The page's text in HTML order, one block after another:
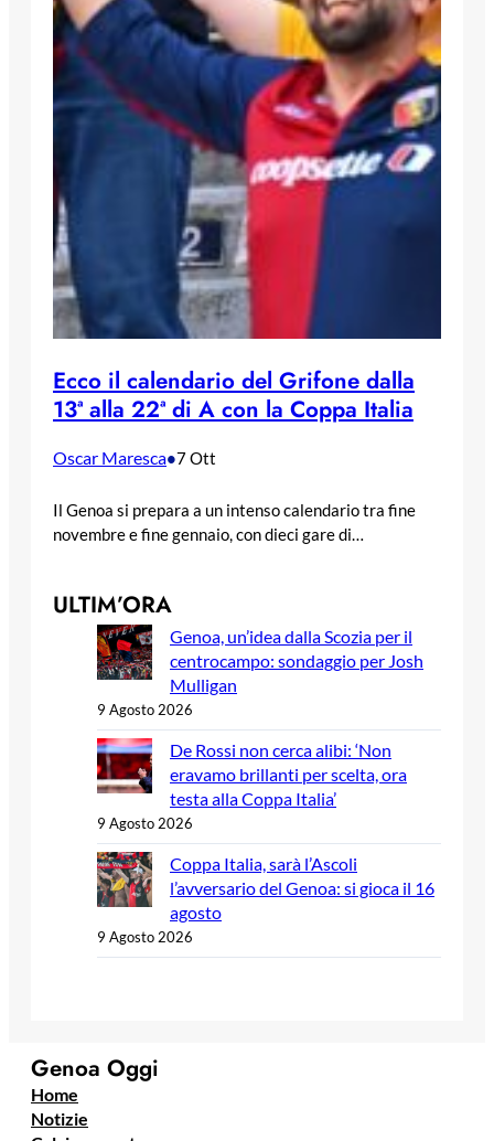
Ecco il calendario del Grifone dalla
13ª alla 22ª di A con la Coppa Italia
Oscar Maresca•7 Ott
Il Genoa si prepara a un intenso calendario tra fine
novembre e fine gennaio, con dieci gare di…
ULTIM’ORA
Genoa, un’idea dalla Scozia per il
centrocampo: sondaggio per Josh
Mulligan
9 Agosto 2026
De Rossi non cerca alibi: ‘Non
eravamo brillanti per scelta, ora
testa alla Coppa Italia’
9 Agosto 2026
Coppa Italia, sarà l’Ascoli
l’avversario del Genoa: si gioca il 16
agosto
9 Agosto 2026
Genoa Oggi
Home
Notizie